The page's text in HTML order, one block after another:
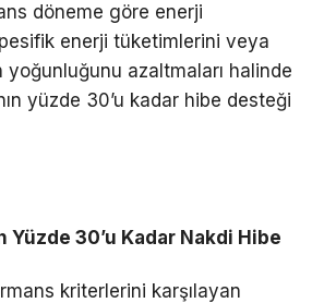
döneme göre enerji
enerji tüketimlerini veya
yoğunluğunu azaltmaları halinde
yüzde 30’u kadar hibe desteği
Yüzde 30’u Kadar Nakdi Hibe
kriterlerini karşılayan